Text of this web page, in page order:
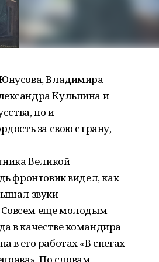
Владимира
Кульпина и
но и
за свою страну,
Великой
фронтовик видел, как
звуки
Совсем еще молодым
в качестве командира
в его работах «В снегах